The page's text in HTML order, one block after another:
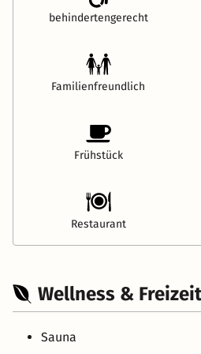
behindertengerecht
Familienfreundlich
Frühstück
Restaurant
Wellness & Freizeit
Sauna